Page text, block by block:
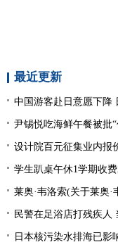
最近更新
中国游客赴日意愿下降
尹锡悦吃海鲜午餐被批
设计院百元征集业内报
学生趴桌午休1学期收
莱奥·韦洛索(关于莱奥·
民警在足浴店打残疾人
日本核污染水排海已影